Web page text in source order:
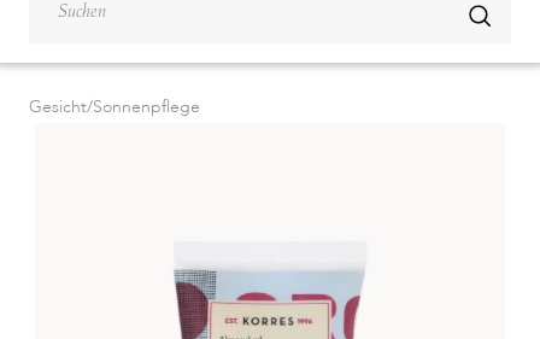
Gesicht/Sonnenpflege